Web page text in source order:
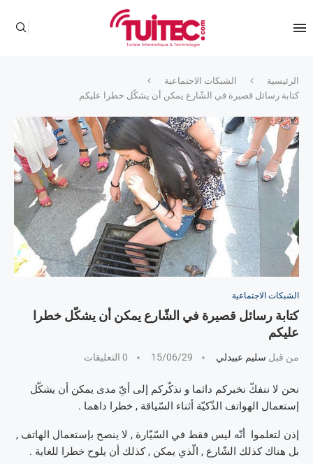
الرئيسية
الشبكات الاجتماعية
كتابة رسائل قصيرة في الشّارع يمكن أن يشكّل خطرا عليكم
الشبكات الاجتماعية
كتابة رسائل قصيرة في الشّارع يمكن أن يشكّل خطرا
عليكم
من قبل سليم عبيدلي 15/06/29 0 التعليقات
نحن لا ننفكّ نخبركم دائما و نذكّركم إلى أيّ مدى يمكن أن يشكّل
إستعمال الهواتف الذّكيّة أثناء السّياقة , خطرا داهما .
إذن لتعلموا أنّه ليس فقط في السّيّارة , لا ينصح بإستعمال الهاتف ,
بل هناك كذلك الشّارع , الّذي يمكن , كذلك أن يلوح خطرا للغاية .